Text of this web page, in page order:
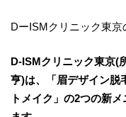
DーISMクリニック東京
D-ISMクリニック東京(
亨)は、「眉デザイン脱
トメイク」の2つの新